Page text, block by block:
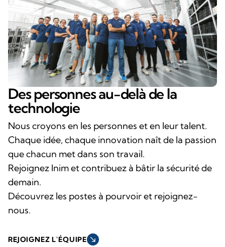
Des personnes au-delà de la
technologie
Nous croyons en les personnes et en leur talent.
Chaque idée, chaque innovation naît de la passion
que chacun met dans son travail.
Rejoignez Inim et contribuez à bâtir la sécurité de
demain.
Découvrez les postes à pourvoir et rejoignez-
nous.
REJOIGNEZ L'ÉQUIPE south_east